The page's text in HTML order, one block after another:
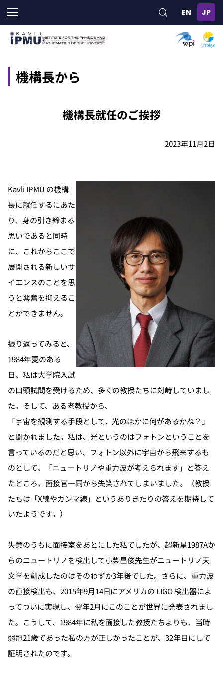
メ
イ
ン
機構長から
機構長就任のご挨拶
2023年11月2日
Kavli IPMU の機構
長に就任するにあた
り、身の引き締まる
思いであると同時
に、これからここで
展開される新しいサ
イエンスのことを思
うと興奮を抑えるこ
とができません。
振り返ってみると、
1984年夏のある
日、私は大学院入試
の口頭試問を受けるため、多くの教授たちに対峙していまし
た。そして、ある老教授から、
「宇宙を観測する手段として、光のほかに何があるかね？」
と聞かれました。私は、光というのはフォトンということを
言っているのだと思い、フォトン以外に宇宙から飛来するも
のとして、「ニュートリノや重力波が考えられます」と答え
たところ、面接官一同から失笑されてしまいました。（教授
たちは「X線やガンマ線」というありきたりの答えを期待して
いたようです。）
失意のうちに面接室をあとにした私でしたが、超新星1987Aか
らのニュートリノを検出して小柴昌俊先生がニュートリノ天
文学を創成したのはそのわずか3年後でした。さらに、重力波
の直接検出も、2015年9月14日にアメリカの LIGO 検出器によ
ってついに実現し、翌年2月にこのことが世界に発表されまし
た。こうして、1984年に私を面接した教授たちよりも、当時
弱冠21歳であった私の方が正しかったことが、32年目にして
証明されたのです。